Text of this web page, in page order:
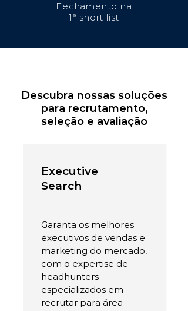
Fechamento na
1ª short list
Descubra nossas soluções
para recrutamento,
seleção e avaliação
Executive
Search
Garanta os melhores
executivos de vendas e
marketing do mercado,
com o expertise de
headhunters
especializados em
recrutar para área